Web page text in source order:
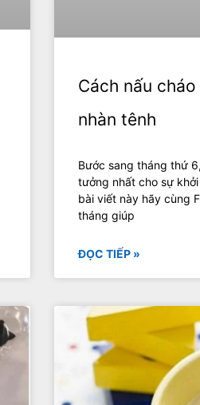
Cách nấu
nhàn tênh
Bước sang tháng thứ
tưởng nhất cho sự
bài viết này hãy cùng
tháng giúp
ĐỌC TIẾP »